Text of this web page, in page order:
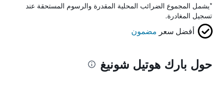
*يشمل المجموع الضرائب المحلية المقدرة والرسوم المستحقة عند
تسجيل المغادرة.
أفضل سعر مضمون
حول بارك هوتيل شونيغ